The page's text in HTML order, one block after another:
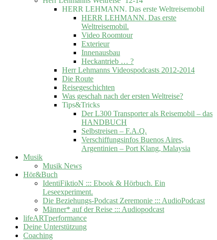
HERR LEHMANN. Das erste Weltreisemobil
HERR LEHMANN. Das erste
Weltreisemobil.
Video Roomtour
Exterieur
Innenausbau
Heckantrieb … ?
Herr Lehmanns Videospodcasts 2012-2014
Die Route
Reisegeschichten
Was geschah nach der ersten Weltreise?
Tips&Tricks
Der L300 Transporter als Reisemobil – das
HANDBUCH
Selbstreisen – F.A.Q.
Verschiffungsinfos Buenos Aires,
Argentinien – Port Klang, Malaysia
Musik
Musik News
Hör&Buch
IdentiFiktioN ::: Ebook & Hörbuch. Ein
Leseexperiment.
Die Beziehungs-Podcast Zeremonie ::: AudioPodcast
Männer* auf der Reise ::: Audiopodcast
lifeARTperformance
Deine Unterstützung
Coaching